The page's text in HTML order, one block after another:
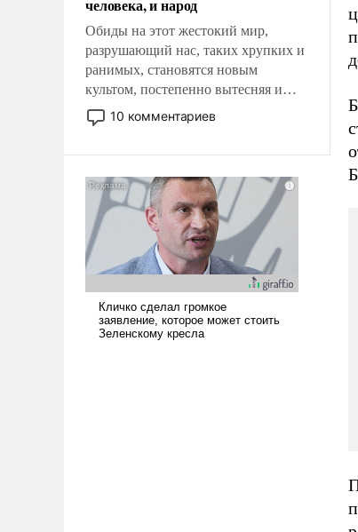
человека, и народ
Обиды на этот жестокий мир,
разрушающий нас, таких хрупких и
ранимых, становятся новым
культом, постепенно вытесняя и
отменяя традиционное требование к
человеку – быть мужественным и
слабым, идти вперед и
адаптироваться.
10 комментариев